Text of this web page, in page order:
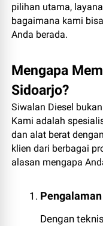
pilihan utama,
bagaimana kami
Anda berada.
Mengapa
Sidoarjo?
Siwalan Diesel
Kami adalah
dan alat berat
klien dari berbagai
alasan mengapa
Dengan